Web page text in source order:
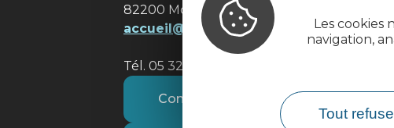
Les
navigation,
Tout
82200 Moissac
accueil@tourisme-
Tél. 05 32 09 69 36
Contactez-nous